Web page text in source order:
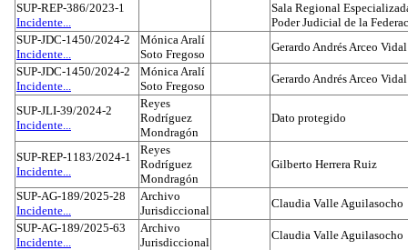
SUP-REP-386/2023-1
Incidente...
Sala Regional
Poder Judicial de la
SUP-JDC-1450/2024-2
Incidente...
Mónica Aralí
Soto Fregoso
Gerardo Andrés Arceo Vidal
SUP-JDC-1450/2024-2
Incidente...
Mónica Aralí
Soto Fregoso
Gerardo Andrés Arceo Vidal
SUP-JLI-39/2024-2
Incidente...
Reyes
Rodríguez
Mondragón
Dato protegido
SUP-REP-1183/2024-1
Incidente...
Reyes
Rodríguez
Mondragón
Gilberto Herrera Ruiz
SUP-AG-189/2025-28
Incidente...
Archivo
Jurisdiccional
Claudia Valle Aguilasocho
SUP-AG-189/2025-63
Incidente...
Archivo
Jurisdiccional
Claudia Valle Aguilasocho